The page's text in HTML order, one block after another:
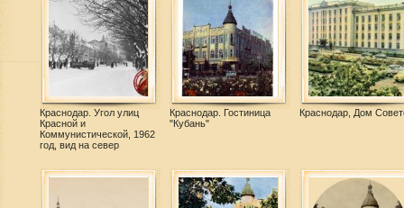
Краснодар. Угол улиц
Красной и
Коммунистической, 1962
год, вид на север
Краснодар. Гостиница
"Кубань"
Краснодар, Дом